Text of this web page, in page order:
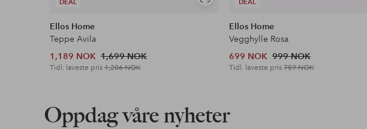
DEAL
Vis
Ellos Home
Teppe Avila
1,189 NOK 1,699 NOK
Tidl. laveste pris1,206 NOK
DEAL
Ellos Home
Vegghylle Rosa
699 NOK 999 NOK
Tidl. laveste pris759 NOK
Oppdag våre nyheter